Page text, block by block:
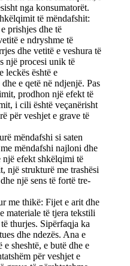
nga konsumatorët.
të mëndafshit:
prishjes dhe të
e ndryshme të
dhe vetitë e veshura të
një procesi unik të
leckës është e
e qetë në ndjenjë. Pas
prodhon një efekt të
i cili është veçanërisht
për veshjet e grave të
mëndafshi si saten
mëndafshi najloni dhe
një efekt shkëlqimi të
një strukturë me trashësi
një sens të fortë tre-
me thikë: Fijet e arit dhe
materiale të tjera tekstili
thurjes. Sipërfaqja ka
dhe ndezës. Ana e
sheshtë, e butë dhe e
për veshjet e